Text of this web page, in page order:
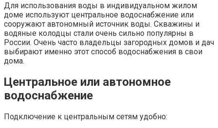
Для использования воды в индивидуальном жилом
доме используют центральное водоснабжение или
сооружают автономный источник воды. Скважины и
водяные колодцы стали очень сильно популярны в
России. Очень часто владельцы загородных домов и дач
выбирают именно этот способ водоснабжения в свои
дома.
Центральное или автономное
водоснабжение
Подключение к центральным сетям удобно: